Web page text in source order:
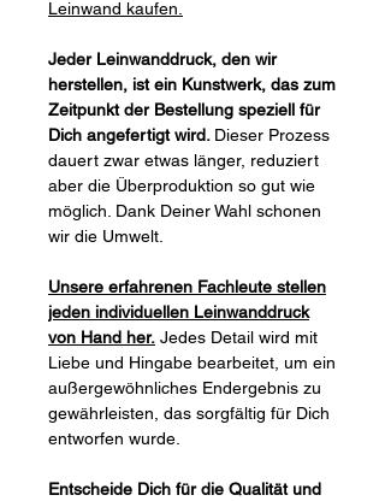
Leinwand kaufen.
Jeder Leinwanddruck, den wir
herstellen, ist ein Kunstwerk, das zum
Zeitpunkt der Bestellung speziell für
Dich angefertigt wird. Dieser Prozess
dauert zwar etwas länger, reduziert
aber die Überproduktion so gut wie
möglich. Dank Deiner Wahl schonen
wir die Umwelt.
Unsere erfahrenen Fachleute stellen
jeden individuellen Leinwanddruck
von Hand her. Jedes Detail wird mit
Liebe und Hingabe bearbeitet, um ein
außergewöhnliches Endergebnis zu
gewährleisten, das sorgfältig für Dich
entworfen wurde.
Entscheide Dich für die Qualität und